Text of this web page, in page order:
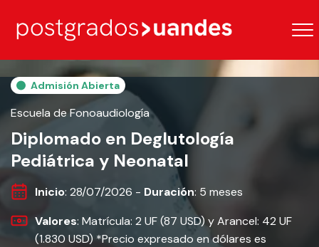
Admisión Abierta
Escuela de Fonoaudiología
Diplomado en Deglutología
Pediátrica y Neonatal
Inicio: 28/07/2026 - Duración: 5 meses
Valores: Matrícula: 2 UF (87 USD) y Arancel: 42 UF
(1.830 USD) *Precio expresado en dólares es